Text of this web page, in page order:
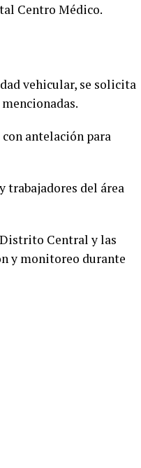
Centro Médico.
vehicular, se solicita
antelación para
trabajadores del área
Central y las
y monitoreo durante